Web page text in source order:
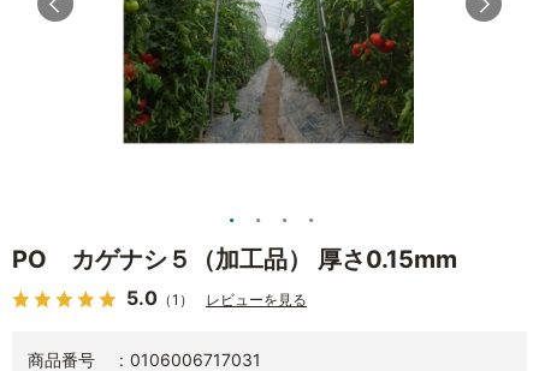
PO カゲナシ５（加工品） 厚さ0.15mm
5.0 （1） レビューを見る
商品番号
0106006717031